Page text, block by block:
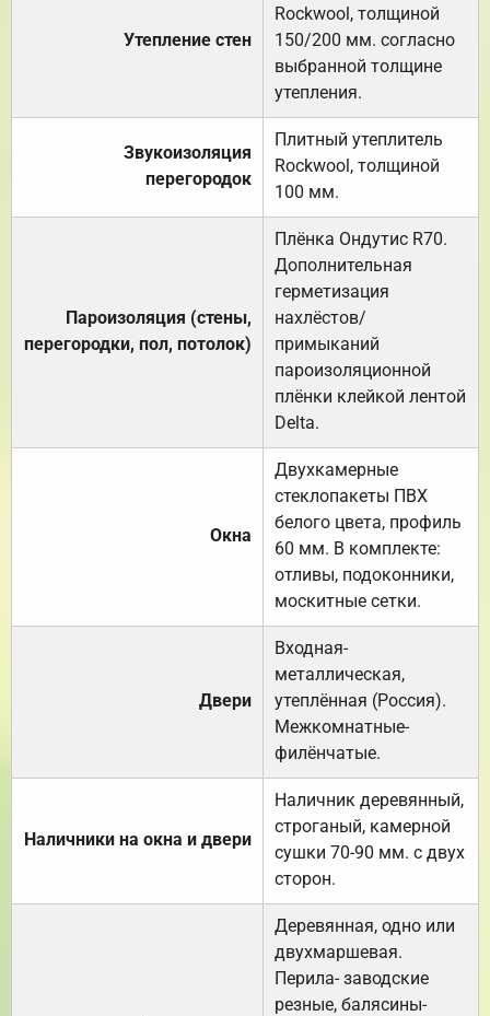
Утепление стен
Rockwool, толщиной
150/200 мм. согласно
выбранной толщине
утепления.
Звукоизоляция
перегородок
Плитный утеплитель
Rockwool, толщиной
100 мм.
Пароизоляция (стены,
перегородки, пол, потолок)
Плёнка Ондутис R70.
Дополнительная
герметизация
нахлёстов/
примыканий
пароизоляционной
плёнки клейкой лентой
Delta.
Окна
Двухкамерные
стеклопакеты ПВХ
белого цвета, профиль
60 мм. В комплекте:
отливы, подоконники,
москитные сетки.
Двери
Входная-
металлическая,
утеплённая (Россия).
Межкомнатные-
филёнчатые.
Наличники на окна и двери
Наличник деревянный,
строганый, камерной
сушки 70-90 мм. с двух
сторон.
Деревянная, одно или
двухмаршевая.
Перила- заводские
резные, балясины-